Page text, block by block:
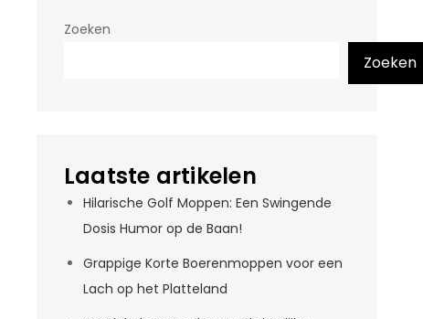
Zoeken
Zoeken
Laatste artikelen
Hilarische Golf Moppen: Een Swingende
Dosis Humor op de Baan!
Grappige Korte Boerenmoppen voor een
Lach op het Platteland